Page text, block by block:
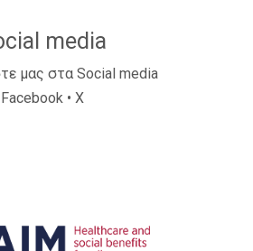
media
μας στα Social media
Facebook • X